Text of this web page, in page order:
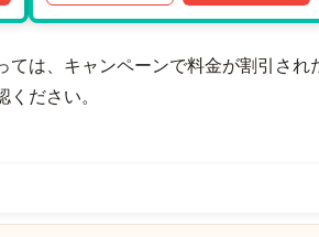
は、キャンペーンで料金が割引され
ださい。